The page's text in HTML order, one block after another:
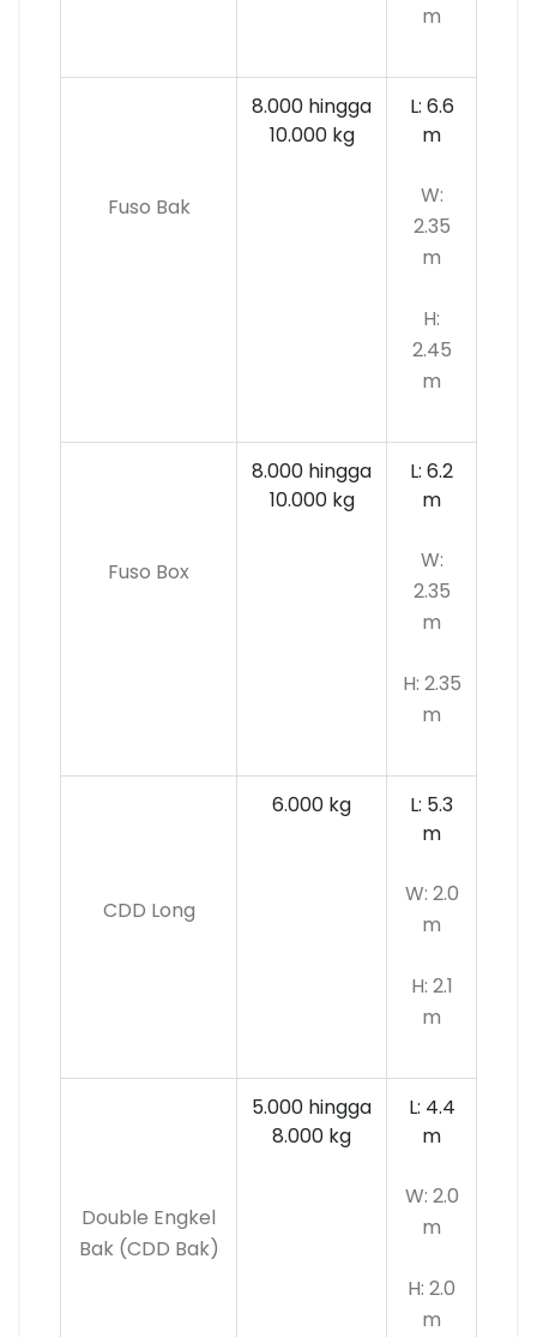
m
Fuso Bak
8.000 hingga
10.000kg
L: 6.6
m
W:
2.35
m
H:
2.45
m
Fuso Box
8.000 hingga
10.000 kg
L: 6.2
m
W:
2.35
m
H: 2.35
m
CDD Long
6.000 kg
L: 5.3
m
W: 2.0
m
H: 2.1
m
Double Engkel
Bak (CDD Bak)
5.000 hingga
8.000 kg
L: 4.4
m
W: 2.0
m
H: 2.0
m